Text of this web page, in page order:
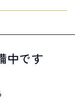
中です